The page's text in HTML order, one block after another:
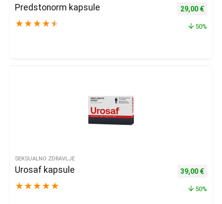
Predstonorm kapsule
★ ★ ★ ★ ★
Izvorna
29,00 €
50%
SEKSUALNO ZDRAVLJE
Urosaf kapsule
★ ★ ★ ★ ★
Izvorna
39,00 €
50%